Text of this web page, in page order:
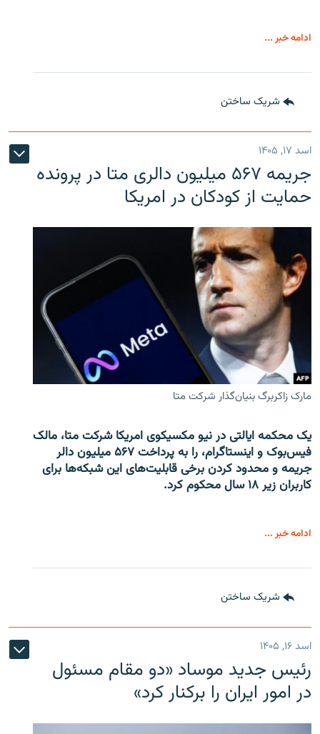
ادامه خبر ...
شریک ساختن
اسد ۱۷, ۱۴۰۵
جریمه ۵۶۷ میلیون دالری متا در پرونده
حمایت از کودکان در امریکا
مارک زاکربرگ بنیان‌گذار شرکت متا
یک محکمه ایالتی در نیو مکسیکوی امریکا شرکت متا، مالک
فیس‌بوک و اینستاگرام، را به پرداخت ۵۶۷ میلیون دالر
جریمه و محدود کردن برخی قابلیت‌های این شبکه‌ها برای
کاربران زیر ۱۸ سال محکوم کرد.
ادامه خبر ...
شریک ساختن
اسد ۱۶, ۱۴۰۵
رئیس جدید موساد «دو مقام مسئول
در امور ایران را برکنار کرد»